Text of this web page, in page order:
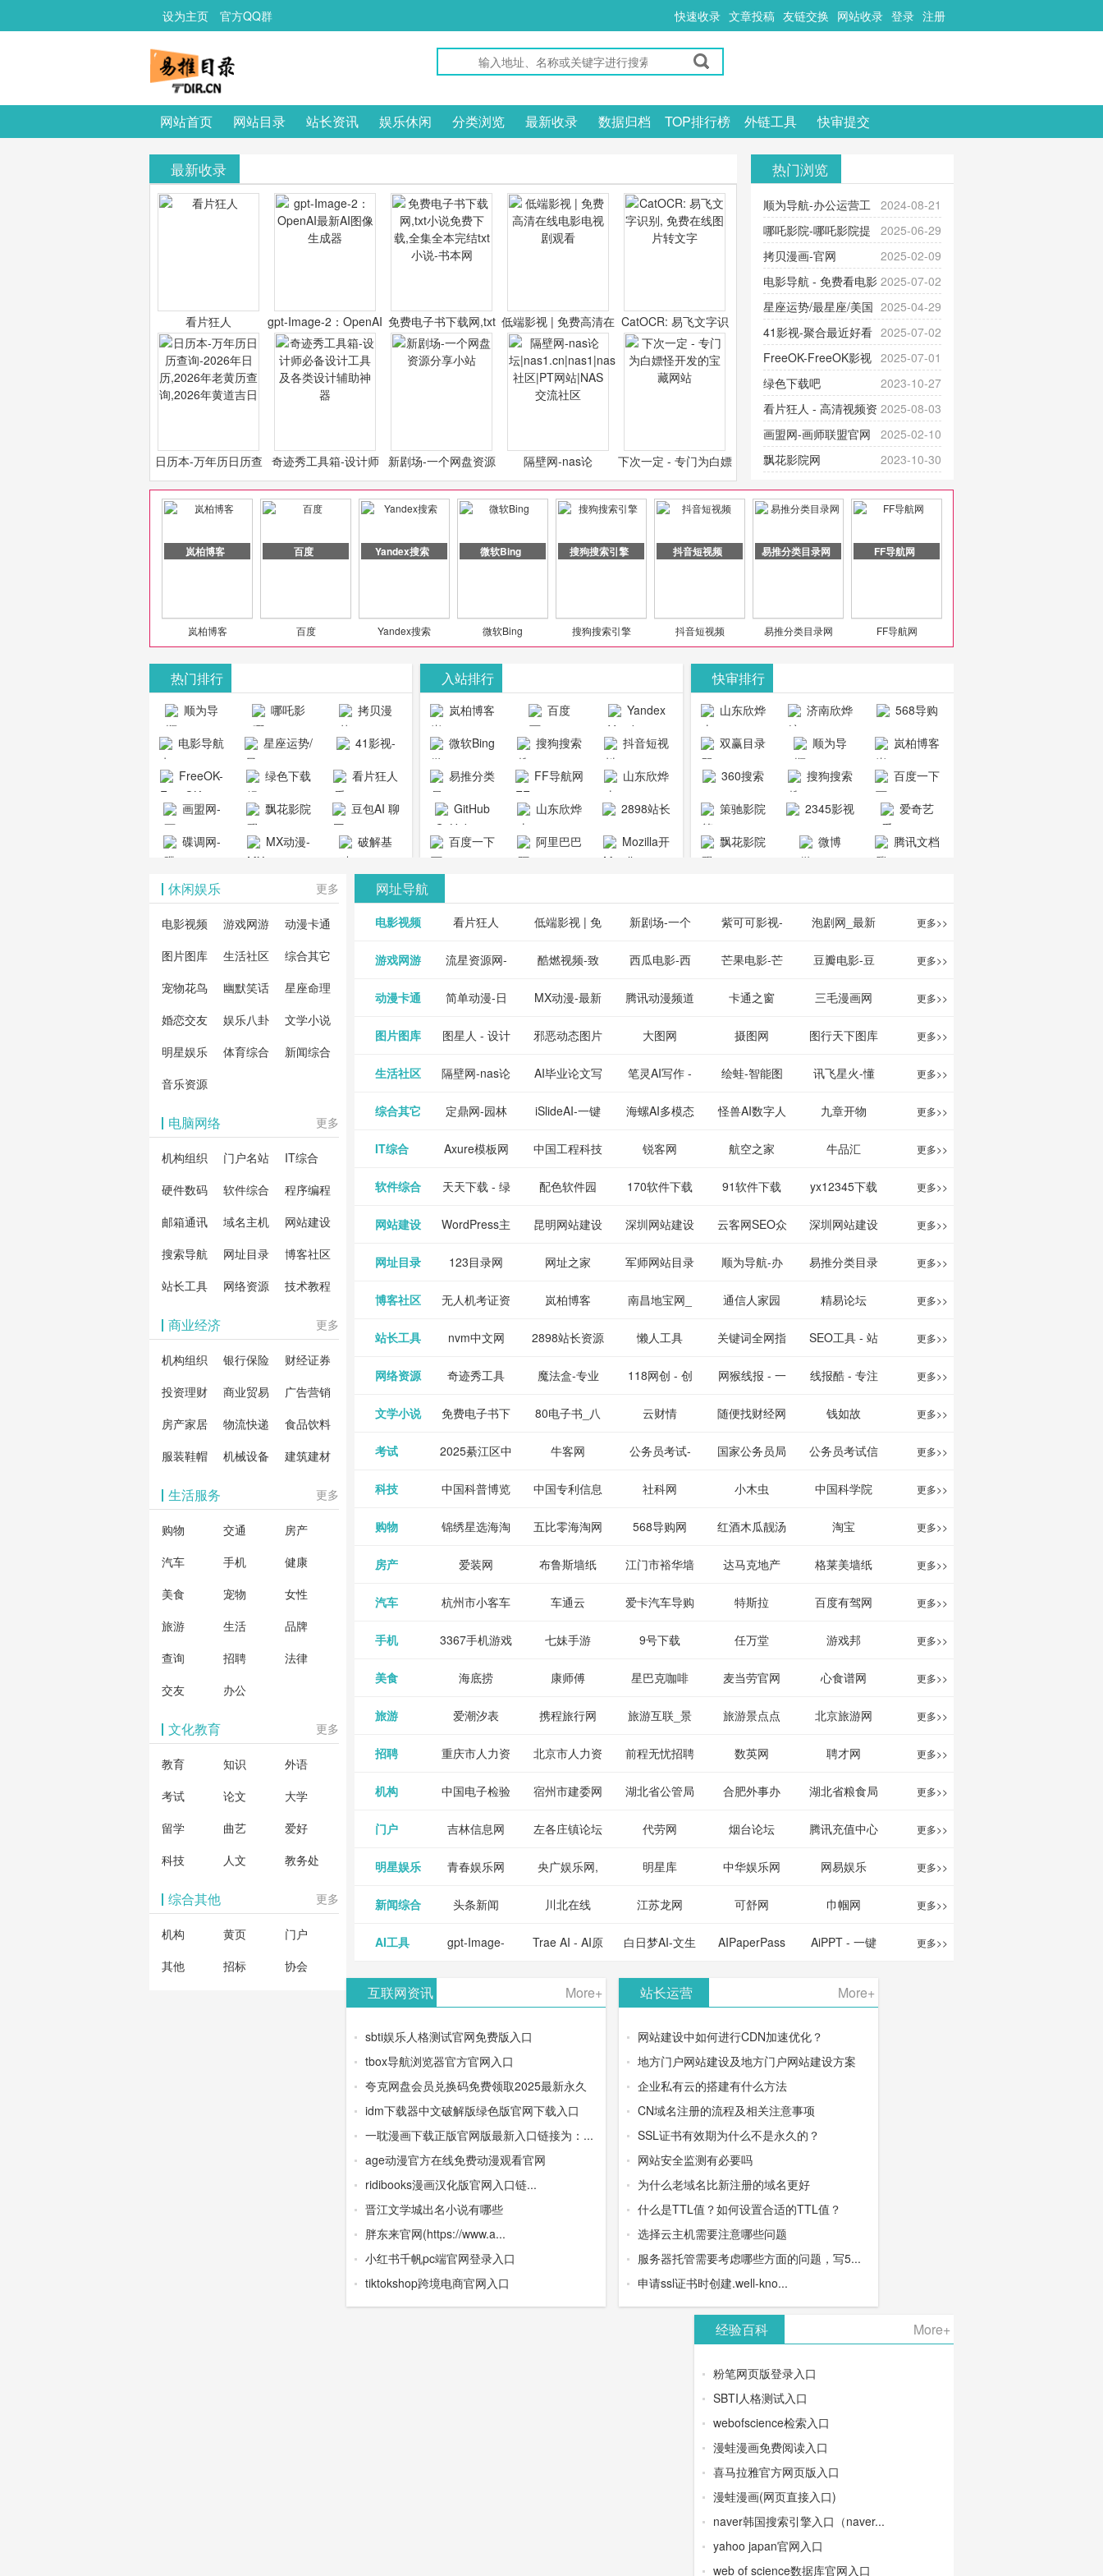
设为主页 官方QQ群 快速收录 文章投稿 友链交换 网站收录 登录 注册
网站首页 网站目录 站长资讯 娱乐休闲 分类浏览 最新收录 数据归档 TOP排行榜 外链工具 快审提交
最新收录
看片狂人
gpt-Image-2：OpenAI
最新AI图像生成器
免费电子书下载网,txt
小说免费下载,全集全
本完结txt小说-书本网
低端影视 | 免费高清在
线电影电视剧观看
CatOCR: 易飞文字识
别, 免费在线图片转文
字
日历本-万年历日历查
询-2026年日历,2026
年老黄历查询,2026年
奇迹秀工具箱-设计师
必备设计工具及各类设
计辅助神器
新剧场-一个网盘资源
分享小站
隔壁网-nas论
坛|nas1.cn|nas1|nas
社区|PT网站|NAS交流
下次一定 - 专门为白嫖
怪开发的宝藏网站
热门浏览
2024-08-21
顺为导航-办公运营工
具导航
2025-06-29
哪吒影院-哪吒影院提
供最新、最全的高清电影、电视
剧、动漫和综艺节目免费观看。平
台内容丰富，更新快速，支持在线
观看，满足各类影迷需求，提供无
广告、高清流畅的观影体验。
2025-02-09
拷贝漫画-官网
_www.copymango.com_动漫综合
2025-07-02
电影导航 - 免费看电影
就来这！ | 快导航网-免费看电影就
来这！收录大量免费看电影网站！
2025-04-29
星座运势/最星座/美国
神婆星座网
2025-07-02
41影视-聚合最近好看
的电视剧最新电影网站-41影视为您
提供最新成全短剧电视剧、电视剧
大全、好看的电视剧、最新的电影
在线观看，神马影院每天更新最新
好看的动作片、 喜剧片、爱情片、
2025-07-01
FreeOK-FreeOK影视
官网-最新影视资源|追剧也很卷
2023-10-27
绿色下载吧
2025-08-03
看片狂人 - 高清视频资
源免费在线观看
2025-02-10
画盟网-画师联盟官网
_huashilm.com_动漫综合2023-10-30
飘花影院网
页版入口
岚柏博客
岚柏博客
百度
百度
Yandex搜索
Yandex搜索
微软Bing
微软Bing
搜狗搜索引擎
搜狗搜索引擎
抖音短视频
抖音短视频
易推分类目录网
易推分类目录网
FF导航网
FF导航网
山东欣烨化工有限公
热门排行
顺为导
航-办公运营
哪吒影
院-哪吒影院
提供最新、
最全的高清
电影、电视
剧、动漫和
综艺节目免
台内容丰
富，更新快
速，支持在
线观看，满
需求，提供
无广告、高
拷贝漫
画-官网
_www.copymango.com_
动漫综合
电影导航
- 免费看电影
就来这！ | 快
导航网-免费
看电影就来
量免费看电
影网站！
星座运势/
最星座/美国
神婆星座网
41影视-
聚合最近好
看的电视剧
最新电影网
站-41影视为
成全短剧电
视剧、电视
看的电视
剧、最新的
看，神马影
院每天更新
动作片、 喜
剧片、爱情
等全新电
FreeOK-
FreeOK影视
官网-最新影
视资源|追剧
绿色下载
吧
看片狂人
- 高清视频资
源免费在线
观看
画盟网-
画师联盟官
_huashilm.com_
动漫综合
飘花影院
网
豆包AI 聊
天智能对话
网页版入口
碟调网-
提供最新电
视剧和2025
的在线观
看，快来碟
调电影网在
热门影视作
品吧！
MX动漫-
破解基
整合当前互
联网最新最
软件免费下
载、资源免
术教程学习
与交流平
解软件、整
卓破解软件
载！旨在打
造一个绿色
件共享站、
资源
入站排行
岚柏博客 百度
Yandex
搜索
微软Bing
搜狗搜索
引擎
抖音短视
频
易推分类
目录网
FF导航网
山东欣烨
化工有限公
GitHub
山东欣烨
生物科技有
2898站长
资源平台
百度一下
阿里巴巴
Mozilla开
快审排行
山东欣烨
生物科技有
济南欣烨
科技有限公
568导购
网
双赢目录
顺为导
航-办公运营
岚柏博客
360搜索
搜狗搜索
百度一下
策驰影院
2345影视
大全
爱奇艺
VIP会员
飘花影院
微博 腾讯文档
休闲娱乐 更多
电影视频 游戏网游
动漫卡通
图片图库
生活社区
综合其它
宠物花鸟
幽默笑话
星座命理
婚恋交友
娱乐八卦
文学小说
明星娱乐
体育综合
新闻综合
音乐资源
电脑网络 更多
机构组织 门户名站
IT综合
硬件数码
软件综合
程序编程
邮箱通讯
域名主机
网站建设
搜索导航
网址目录
博客社区
站长工具
网络资源 技术教程
商业经济 更多
机构组织 银行保险
财经证券
投资理财
商业贸易
广告营销
房产家居
物流快递
食品饮料
服装鞋帽
机械设备 建筑建材
生活服务 更多
购物 交通
房产
汽车
手机
健康
美食
宠物
女性
旅游
生活
品牌
查询
招聘
法律
交友
办公
文化教育 更多
教育 知识
外语
考试
论文
大学
留学
曲艺
爱好
科技
人文 教务处
综合其他 更多
机构 黄页
门户
其他
招标 协会
网址导航
电影视频 看片狂人 低端影视 | 免
费高清在线电
影电视剧观看
新剧场-一个
网盘资源分享
小站
紫可可影视-
紫可可,免费提
供最新高清电
影
泡剧网_最新
电视剧免费在
线观看_热播
电视剧大全
更多>>
游戏网游 流星资源网-
流星蝴蝶剑官
网资源下载站
酷燃视频-致
力于打造中国
领先的优质短
节目视频
西瓜电影-西
瓜视频网站电
影频道
芒果电影-芒
果TV网站电影
频道
豆瓣电影-豆
瓣电影提供最
新的电影介绍
及评论包括上
映影片的影讯
查询及购票服
务。你可以记
录想看、在看
和看过的电影
电视剧，顺便
打分、写影
评。根据你的
更多>>
动漫卡通 简单动漫-日
本动画BT下载
站
MX动漫-最新
最全动漫免费
在线观看
腾讯动漫频道
_comic.qq.com_
动漫综合
卡通之窗
_www.cartoonwin.com_
动漫原创
三毛漫画网
_www.sanmao.com.cn_
动漫原创
更多>>
图片图库 图星人 - 设计
图片素材免费
下载网站
邪恶动态图片
大全
大图网 摄图网 图行天下图库 更多>>
生活社区 隔壁网-nas论
坛|nas1.cn|nas1|nas
社区|PT网
站|NAS交流社
区
AI毕业论文写
作-AI毕业设
计-AI答辩问题
预测与PPT模
板生成
笔灵AI写作 -
国内领先的AI
写作助手
绘蛙-智能图
片、文案创作
平台
讯飞星火-懂
我的AI助手
更多>>
综合其它 定鼎网-园林
景观建筑室内
设计资料分享
平台
iSlideAI-一键
生成PPT模板
下载
海螺AI多模态
大语言模型
怪兽AI数字人 九章开物 更多>>
IT综合 Axure模板网 中国工程科技
知识中心
锐客网 航空之家 牛品汇 更多>>
软件综合 天天下载 - 绿
色精品软件应
用分享平台
配色软件园 170软件下载
站
91软件下载 yx12345下载
站
更多>>
网站建设 WordPress主
题模板下载_
爱主题
昆明网站建设 深圳网站建设 云客网SEO众
包服务平台
深圳网站建设 更多>>
网址目录 123目录网 网址之家 军师网站目录
网址大全
顺为导航-办
公运营工具导
航
易推分类目录
网
更多>>
博客社区 无人机考证资
讯网
岚柏博客 南昌地宝网_
南昌论坛
通信人家园 精易论坛 更多>>
站长工具 nvm中文网 2898站长资源
平台
懒人工具 关键词全网指
数查询
SEO工具 - 站
长之家
更多>>
网络资源 奇迹秀工具
箱-设计师必
备设计工具及
各类设计辅助
神器
魔法盒-专业
的游戏动画特
效学习平台
118网创 - 创
业项目资源分
享下载平台
网猴线报 - 一
个简单且纯粹
的活动线报资
源分享网站
线报酷 - 专注
线报活动
更多>>
文学小说 免费电子书下
载网,txt小说
免费下载,全集
全本完结txt小
说-书本网
80电子书_八
零电子书
_80txt_八零
小说网
云财情 随便找财经网 钱如故 更多>>
考试 2025綦江区中
考志愿填报系
统
牛客网 公务员考试-
中公教育网
国家公务员局 公务员考试信
息网
更多>>
科技 中国科普博览 中国专利信息
网
社科网 小木虫 中国科学院 更多>>
购物 锦绣星选海淘 五比零海淘网 568导购网 红酒木瓜靓汤
官网
淘宝 更多>>
房产 爱装网 布鲁斯墙纸 江门市裕华墙
纸
达马克地产 格莱美墙纸 更多>>
汽车 杭州市小客车
总量调控管理
信息系统
车通云 爱卡汽车导购 特斯拉 百度有驾网 更多>>
手机 3367手机游戏 七妹手游 9号下载 任万堂 游戏邦 更多>>
美食 海底捞 康师傅 星巴克咖啡 麦当劳官网 心食谱网 更多>>
旅游 爱潮汐表 携程旅行网 旅游互联_景
点门票预订
旅游景点点
评-猫途鹰
Tripadvisor
北京旅游网 更多>>
招聘 重庆市人力资
源和社会保障
局
北京市人力资
源和社会保障
前程无忧招聘
网
数英网 聘才网 更多>>
机构 中国电子检验
检疫业务网
宿州市建委网 湖北省公管局 合肥外事办 湖北省粮食局 更多>>
门户 吉林信息网 左各庄镇论坛 代劳网 烟台论坛 腾讯充值中心 更多>>
明星娱乐 青春娱乐网 央广娱乐网, 明星库 中华娱乐网 网易娱乐 更多>>
新闻综合 头条新闻 川北在线 江苏龙网 可舒网 巾帼网 更多>>
AI工具 gpt-Image-
器
Trae AI - AI原
pro与
DeepSeek模
白日梦AI-文生
视频类AIGC
AIPaperPass
千字大纲
AiPPT - 一键 更多>>
互联网资讯 More+
sbti娱乐人格测试官网免费版入口
tbox导航浏览器官方官网入口
夸克网盘会员兑换码免费领取2025最新永久
idm下载器中文破解版绿色版官网下载入口
一耽漫画下载正版官网版最新入口链接为：...
age动漫官方在线免费动漫观看官网
ridibooks漫画汉化版官网入口链...
晋江文学城出名小说有哪些
胖东来官网(https://www.a...
小红书千帆pc端官网登录入口
tiktokshop跨境电商官网入口
站长运营 More+
网站建设中如何进行CDN加速优化？
地方门户网站建设及地方门户网站建设方案
企业私有云的搭建有什么方法
CN域名注册的流程及相关注意事项
SSL证书有效期为什么不是永久的？
网站安全监测有必要吗
为什么老域名比新注册的域名更好
什么是TTL值？如何设置合适的TTL值？
选择云主机需要注意哪些问题
服务器托管需要考虑哪些方面的问题，写5...
申请ssl证书时创建.well-kno...
经验百科 More+
粉笔网页版登录入口
SBTI人格测试入口
webofscience检索入口
漫蛙漫画免费阅读入口
喜马拉雅官方网页版入口
漫蛙漫画(网页直接入口)
naver韩国搜索引擎入口（naver...
yahoo japan官网入口
web of science数据库官网入口